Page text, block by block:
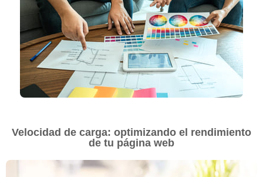
Velocidad de carga: optimizando el rendimiento
de tu página web